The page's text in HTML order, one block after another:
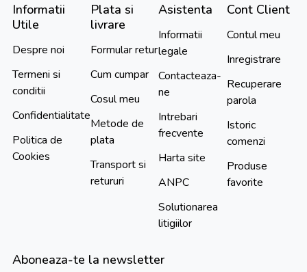
Informatii
Utile
Despre noi
Termeni si
conditii
Confidentialitate
Politica de
Cookies
Plata si
livrare
Formular retur
Cum cumpar
Cosul meu
Metode de
plata
Transport si
retururi
Asistenta
Informatii
legale
Contacteaza-
ne
Intrebari
frecvente
Harta site
ANPC
Solutionarea
litigiilor
Cont Client
Contul meu
Inregistrare
Recuperare
parola
Istoric
comenzi
Produse
favorite
Aboneaza-te la newsletter